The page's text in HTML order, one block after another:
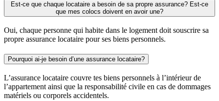
Est-ce que chaque locataire a besoin de sa propre assurance? Est-ce
que mes colocs doivent en avoir une?
Oui, chaque personne qui habite dans le logement doit souscrire sa
propre assurance locataire pour ses biens personnels.
Pourquoi ai-je besoin d’une assurance locataire?
L’assurance locataire couvre tes biens personnels à l’intérieur de
l’appartement ainsi que la responsabilité civile en cas de dommages
matériels ou corporels accidentels.